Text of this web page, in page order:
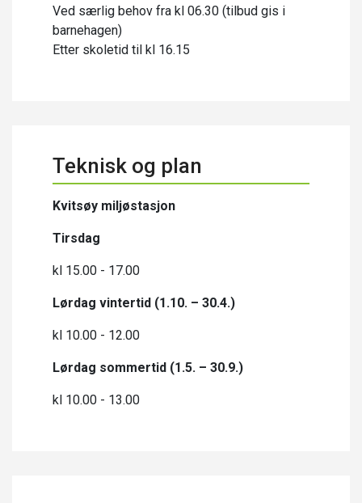
Ved særlig behov fra kl 06.30 (tilbud gis i
barnehagen)
Etter skoletid til kl 16.15
Teknisk og plan
Kvitsøy miljøstasjon
Tirsdag
kl 15.00 - 17.00
Lørdag vintertid (1.10. – 30.4.)
kl 10.00 - 12.00
Lørdag sommertid (1.5. – 30.9.)
kl 10.00 - 13.00